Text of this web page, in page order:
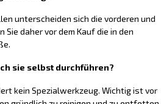
unterscheiden sich die vorderen und
Sie daher vor dem Kauf die in den
sie selbst durchführen?
kein Spezialwerkzeug. Wichtig ist vor